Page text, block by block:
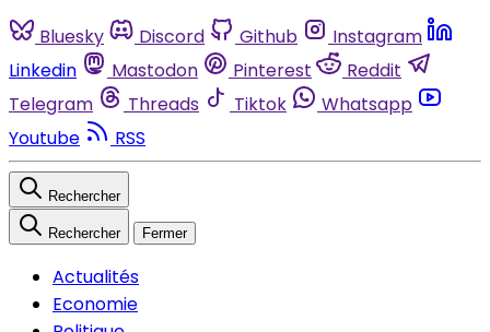
Bluesky Discord Github
Instagram
Linkedin
Mastodon Pinterest
Reddit
Telegram
Threads Tiktok
Whatsapp
Youtube
RSS
Rechercher
Rechercher Fermer
Actualités
Economie